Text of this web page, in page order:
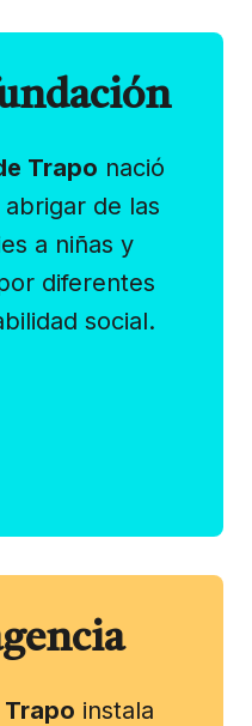
Trapo nació
de las
a niñas y
diferentes
social.
instala